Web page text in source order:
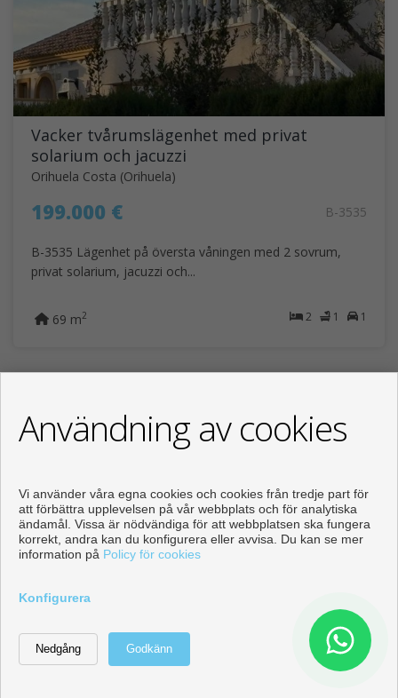
Vacker tvårumslägenhet med privat
solarium och jacuzzi
Orihuela Costa (Orihuela)
199.000 € B-3535
B-3535 Lägenhet på översta våningen med 2 sovrum,
privat solarium, jacuzzi och...
2 1 1
69 m2
Nybyggnation
Exklusiv nybyggnation 200 meter från
stranden i Torre de...
Användning av cookies
Vi använder våra egna cookies och cookies från tredje part för
att förbättra upplevelsen på vår webbplats och för analytiska
ändamål. Vissa är nödvändiga för att webbplatsen ska fungera
korrekt, andra kan du konfigurera eller avvisa. Du kan se mer
information på Policy för cookies
Konfigurera